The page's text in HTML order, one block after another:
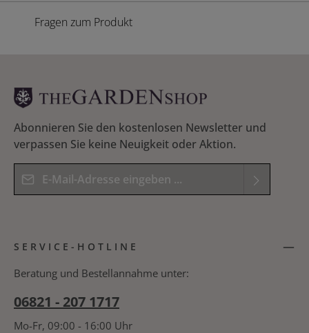
Fragen zum Produkt
Abonnieren Sie den kostenlosen Newsletter und
verpassen Sie keine Neuigkeit oder Aktion.
E-Mail-Adresse*
Kenntnis genommen und die
Bitte geben Sie das Ergebnis der Gleichung in das
SERVICE-HOTLINE
Beratung und Bestellannahme unter:
06821 - 207 1717
Mo-Fr, 09:00 - 16:00 Uhr